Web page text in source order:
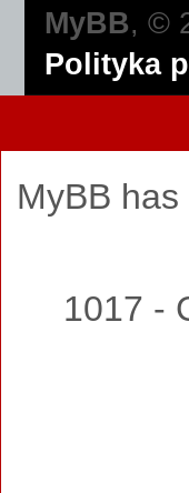
MyBB, ©
Polityka
MyBB
1017 -